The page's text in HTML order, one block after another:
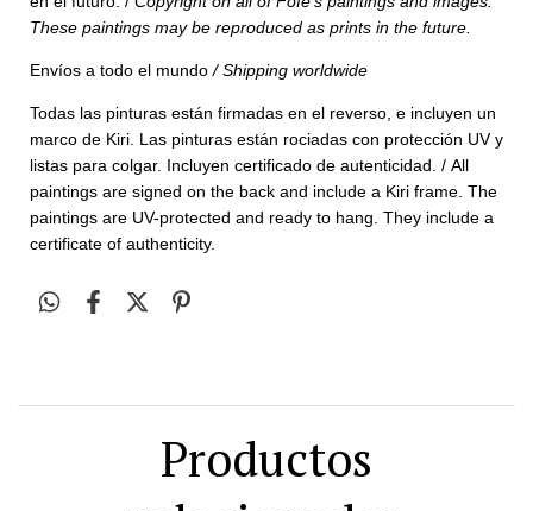
These paintings may be reproduced as prints in the future.
Envíos a todo el mundo/Shipping worldwide
Todas las pinturas están firmadas en el reverso, e incluyen un
marco de Kiri. Las pinturas están rociadas con protección UV y
listas para colgar. Incluyen certificado de autenticidad. / All
paintings are signed on the back and include a Kiri frame. The
paintings are UV-protected and ready to hang. They include a
certificate of authenticity.
Productos